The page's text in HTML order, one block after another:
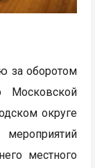
за оборотом
округе
местного